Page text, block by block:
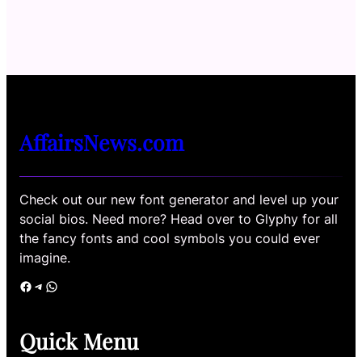
AffairsNews.com
Check out our new font generator and level up your
social bios. Need more? Head over to Glyphy for all
the fancy fonts and cool symbols you could ever
imagine.
Facebook Telegram WhatsApp
Quick Menu